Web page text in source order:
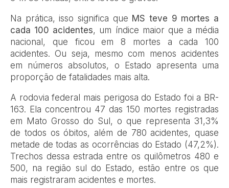
Na prática, isso significa que MS teve 9 mortes a
cada 100 acidentes, um índice maior que a média
nacional, que ficou em 8 mortes a cada 100
acidentes. Ou seja, mesmo com menos acidentes
em números absolutos, o Estado apresenta uma
proporção de fatalidades mais alta.
A rodovia federal mais perigosa do Estado foi a BR-
163. Ela concentrou 47 das 150 mortes registradas
em Mato Grosso do Sul, o que representa 31,3%
de todos os óbitos, além de 780 acidentes, quase
metade de todas as ocorrências do Estado (47,2%).
Trechos dessa estrada entre os quilômetros 480 e
500, na região sul do Estado, estão entre os que
mais registraram acidentes e mortes.